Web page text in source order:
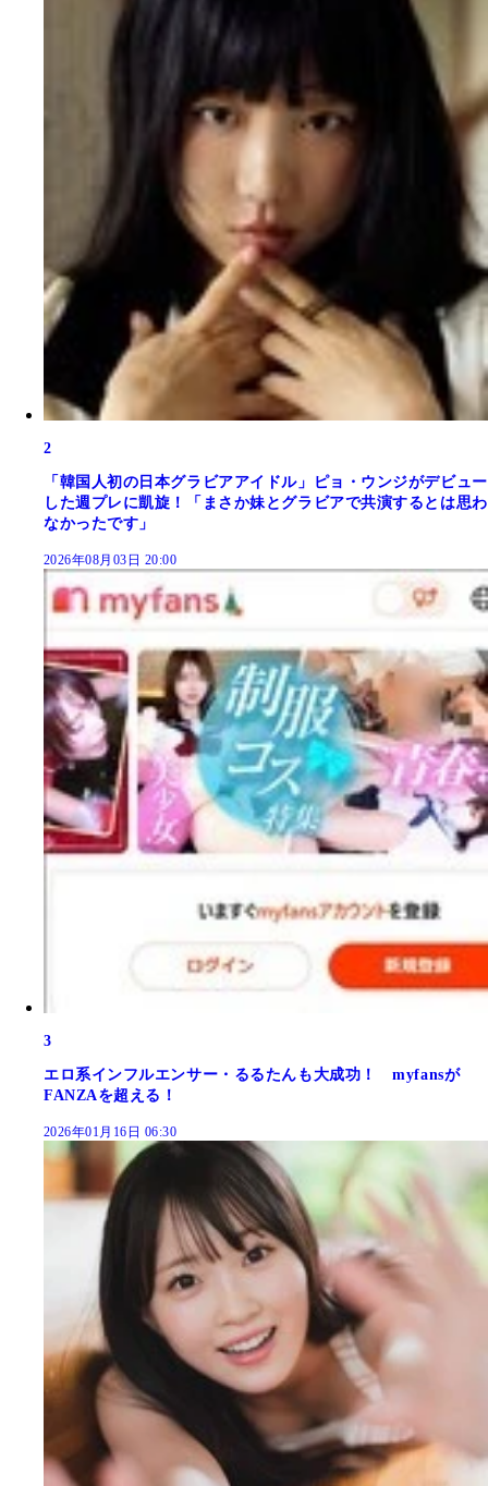
2
「韓国人初の日本グラビアアイドル」ピョ・ウンジがデビュー
した週プレに凱旋！「まさか妹とグラビアで共演するとは思わ
なかったです」
2026年08月03日 20:00
3
エロ系インフルエンサー・るるたんも大成功！ myfansが
FANZAを超える！
2026年01月16日 06:30